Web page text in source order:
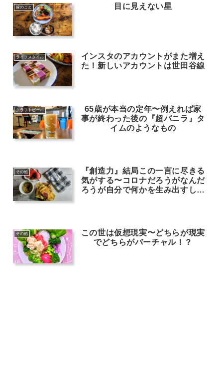
嫁のこと 目に見えない星
ライフスタイル
インスタのアカウントがまた増え
た！新しいアカウントは世田谷線
クラフトビール
65歳が本当の定年〜例えれば家
事が終わった後の『超バニラ』タ
イムのようなもの
その他
『創造力』結局この一言に尽きる
気がする〜コロナだろうがなんだ
ろうが自分で何かを生み出すしか
その他
この世は仮想現実〜どちらが現実
でどちらがバーチャル！？